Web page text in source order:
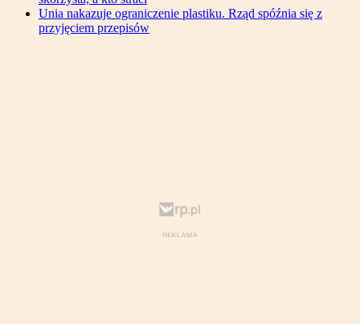
Unia nakazuje ograniczenie plastiku. Rząd spóźnia się z
przyjęciem przepisów